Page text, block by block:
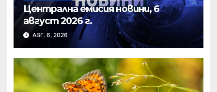
Централна емисия новини, 6
август 2026 г.
АВГ. 6, 2026